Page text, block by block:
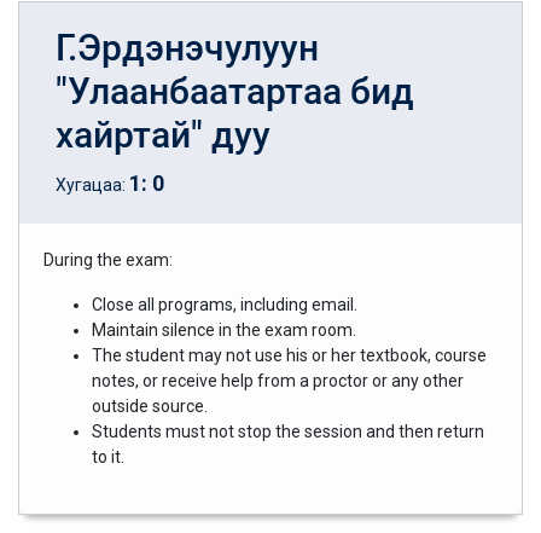
Г.Эрдэнэчулуун
"Улаанбаатартаа бид
хайртай" дуу
Хугацаа: 1: 0
During the exam:
Close all programs, including email.
Maintain silence in the exam room.
The student may not use his or her textbook, course
notes, or receive help from a proctor or any other
outside source.
Students must not stop the session and then return
to it.